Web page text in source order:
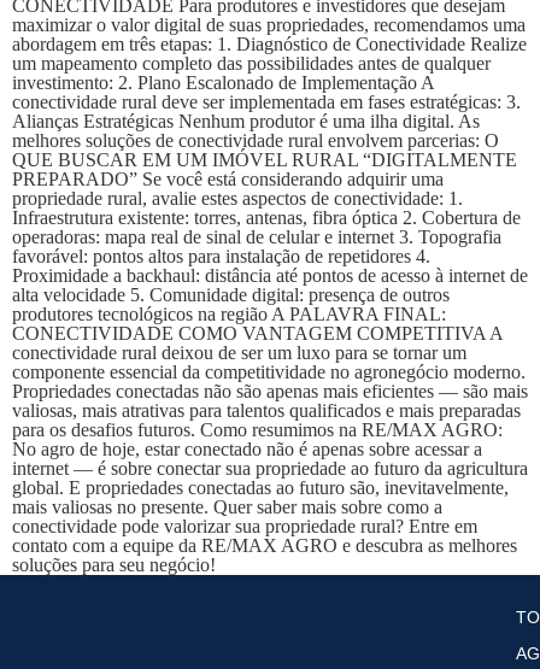
CONECTIVIDADE Para produtores e investidores que desejam
maximizar o valor digital de suas propriedades, recomendamos uma
abordagem em três etapas: 1. Diagnóstico de Conectividade Realize
um mapeamento completo das possibilidades antes de qualquer
investimento: 2. Plano Escalonado de Implementação A
conectividade rural deve ser implementada em fases estratégicas: 3.
Alianças Estratégicas Nenhum produtor é uma ilha digital. As
melhores soluções de conectividade rural envolvem parcerias: O
QUE BUSCAR EM UM IMÓVEL RURAL “DIGITALMENTE
PREPARADO” Se você está considerando adquirir uma
propriedade rural, avalie estes aspectos de conectividade: 1.
Infraestrutura existente: torres, antenas, fibra óptica 2. Cobertura de
operadoras: mapa real de sinal de celular e internet 3. Topografia
favorável: pontos altos para instalação de repetidores 4.
Proximidade a backhaul: distância até pontos de acesso à internet de
alta velocidade 5. Comunidade digital: presença de outros
produtores tecnológicos na região A PALAVRA FINAL:
CONECTIVIDADE COMO VANTAGEM COMPETITIVA A
conectividade rural deixou de ser um luxo para se tornar um
componente essencial da competitividade no agronegócio moderno.
Propriedades conectadas não são apenas mais eficientes — são mais
valiosas, mais atrativas para talentos qualificados e mais preparadas
para os desafios futuros. Como resumimos na RE/MAX AGRO:
No agro de hoje, estar conectado não é apenas sobre acessar a
internet — é sobre conectar sua propriedade ao futuro da agricultura
global. E propriedades conectadas ao futuro são, inevitavelmente,
mais valiosas no presente. Quer saber mais sobre como a
conectividade pode valorizar sua propriedade rural? Entre em
contato com a equipe da RE/MAX AGRO e descubra as melhores
soluções para seu negócio!